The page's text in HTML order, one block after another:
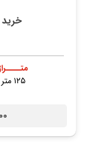
خرید
۱۲۵ متر